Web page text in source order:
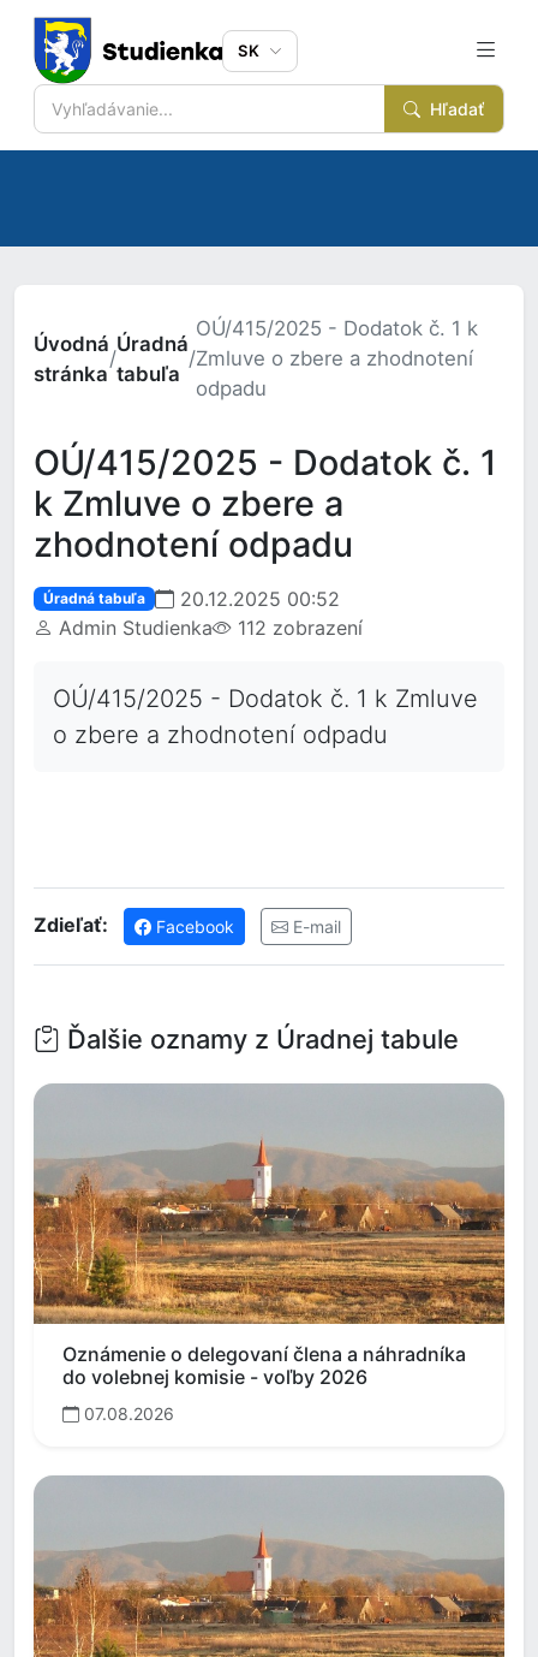
Hľadať
SK
Úvodná
stránka
/
Úradná
tabuľa
/
OÚ/415/2025 - Dodatok č. 1 k
Zmluve o zbere a zhodnotení
odpadu
OÚ/415/2025 - Dodatok č. 1
k Zmluve o zbere a
zhodnotení odpadu
Úradná tabuľa
20.12.2025 00:52
Admin Studienka
112 zobrazení
OÚ/415/2025 - Dodatok č. 1 k Zmluve
o zbere a zhodnotení odpadu
Zdieľať: Facebook E-mail
Ďalšie oznamy z Úradnej tabule
Oznámenie o delegovaní člena a náhradníka
do volebnej komisie - voľby 2026
07.08.2026